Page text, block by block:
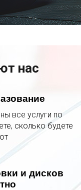
нас
все услуги по
сколько будете
и дисков